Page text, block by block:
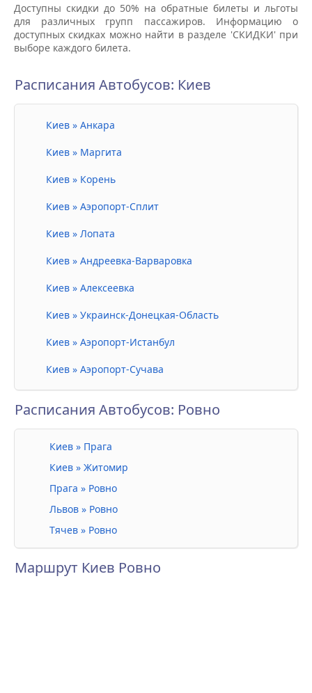
Доступны скидки до 50% на обратные билеты и льготы
для различных групп пассажиров. Информацию о
доступных скидках можно найти в разделе 'СКИДКИ' при
выборе каждого билета.
Расписания Автобусов: Киев
Киев » Анкара
Киев » Маргита
Киев » Корень
Киев » Аэропорт-Сплит
Киев » Лопата
Киев » Андреевка-Варваровка
Киев » Алексеевка
Киев » Украинск-Донецкая-Область
Киев » Аэропорт-Истанбул
Киев » Аэропорт-Сучава
Расписания Автобусов: Ровно
Киев » Прага
Киев » Житомир
Прага » Ровно
Львов » Ровно
Тячев » Ровно
Маршрут Киев Ровно